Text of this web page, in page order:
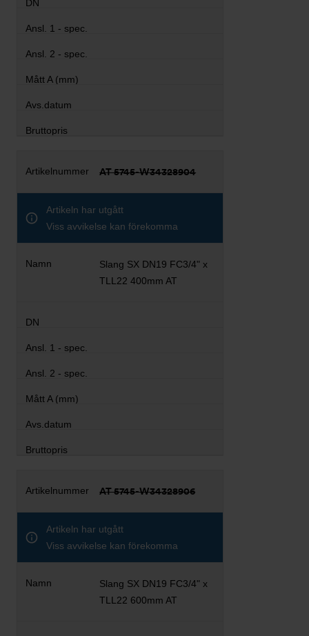
AT 5745-W34328904
Artikeln har utgått
Viss avvikelse kan förekomma
Slang SX DN19 FC3/4" x
TLL22 400mm AT
AT 5745-W34328906
Artikeln har utgått
Viss avvikelse kan förekomma
Slang SX DN19 FC3/4" x
TLL22 600mm AT